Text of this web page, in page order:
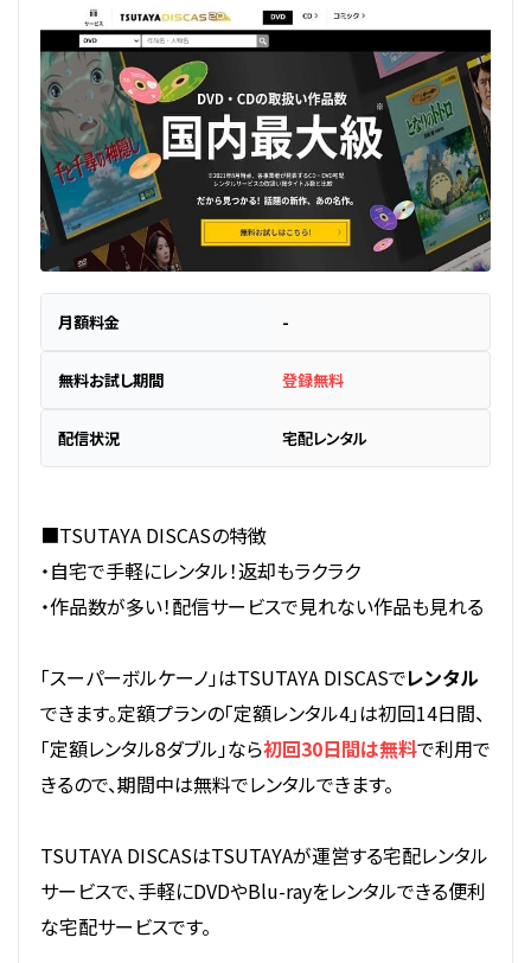
月額料金 -
無料お試し期間 登録無料
配信状況 宅配レンタル
■TSUTAYA DISCASの特徴
・自宅で手軽にレンタル！返却もラクラク
・作品数が多い！配信サービスで見れない作品も見れる
「スーパーボルケーノ」はTSUTAYA DISCASでレンタル
できます。定額プランの「定額レンタル4」は初回14日間、
「定額レンタル8ダブル」なら初回30日間は無料で利用で
きるので、期間中は無料でレンタルできます。
TSUTAYA DISCASはTSUTAYAが運営する宅配レンタル
サービスで、手軽にDVDやBlu-rayをレンタルできる便利
な宅配サービスです。